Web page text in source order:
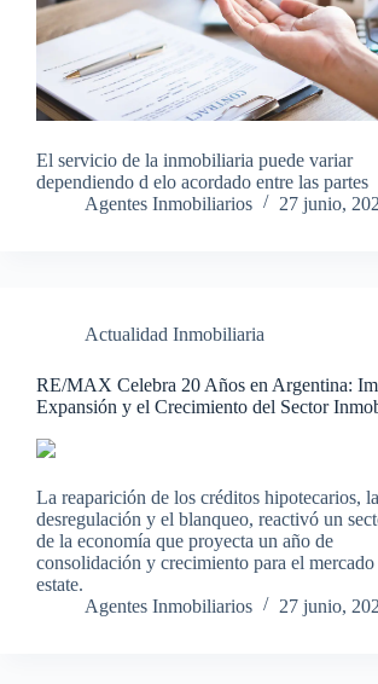
El servicio de la inmobiliaria puede variar
dependiendo d elo acordado entre las partes
Agentes Inmobiliarios
27 junio,
Actualidad Inmobiliaria
RE/MAX Celebra 20 Años en Argentina:
Expansión y el Crecimiento del Sector
La reaparición de los créditos hipotecarios, la
desregulación y el blanqueo, reactivó un
de la economía que proyecta un año de
consolidación y crecimiento para el mercado
estate.
Agentes Inmobiliarios
27 junio,